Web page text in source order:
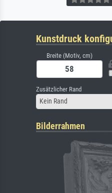
Kunstdruck
Breite (Motiv, cm)
Zusätzlicher Rand
Kein Rand
Bilderrahmen